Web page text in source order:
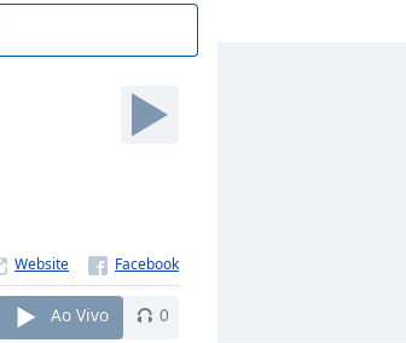
Website
Ao Vivo 0